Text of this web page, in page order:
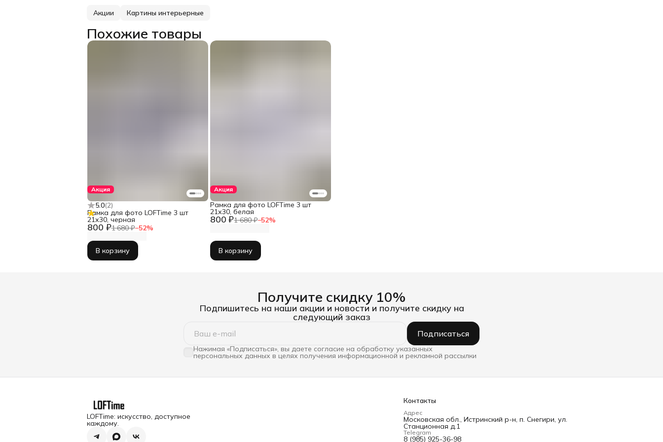
Акции Картины интерьерные
Похожие товары
Акция
5.0(2)
800 ₽1 680 ₽−52%
Рамка для фото LOFTime 3 шт
21х30, черная
В корзину
Акция
800 ₽1 680 ₽−52%
Рамка для фото LOFTime 3 шт
21х30, белая
В корзину
Получите скидку 10%
Подпишитесь на наши акции и новости и получите скидку на
следующий заказ
Подписаться
Нажимая «Подписаться», вы даете согласие на обработку указанных
персональных данных в целях получения информационной и рекламной рассылки
LOFTime: искусство, доступное
каждому.
Контакты
Адрес
Московская обл., Истринский р-н, п. Снегири, ул.
Станционная д.1
Telegram
8 (985) 925-36-98